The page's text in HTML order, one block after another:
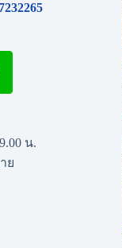
น.
ย